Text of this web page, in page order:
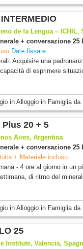
de la Lengua – ICHIL,
+ conversazione 25
Date fissate
Acquisire una
di esprimere
in Alloggio in Famigliada
20 + 5
Aires, Argentina
+ conversazione 25
+ Materiale incluso
- 4 ore al giorno in un
di ritmo del
in Alloggio in Famigliada
25
Institute, Valencia,